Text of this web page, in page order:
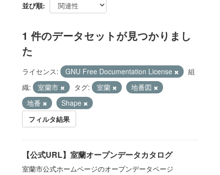
並び順
1 件のデータセットが見つかりまし
た
ライセンス: GNU Free Documentation License
組
織:
室蘭市 タグ: 室蘭
地番図
地番
Shape
フィルタ結果
【公式URL】室蘭オープンデータカタログ
室蘭市公式ホームページのオープンデータページ